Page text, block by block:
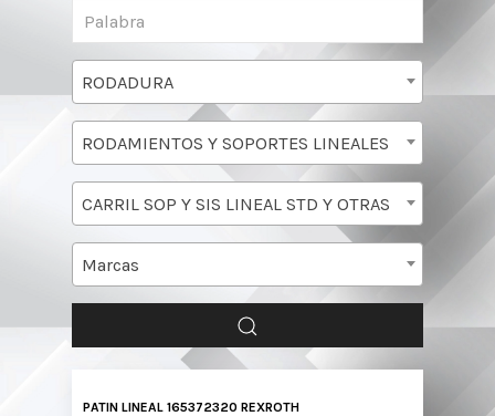
RODADURA
RODAMIENTOS Y SOPORTES LINEALES
CARRIL SOP Y SIS LINEAL STD Y OTRAS
Marcas
PATIN LINEAL 165372320 REXROTH